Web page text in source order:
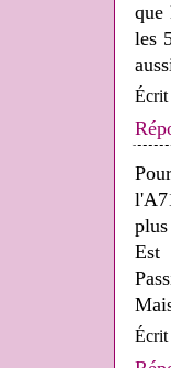
que
les
Est